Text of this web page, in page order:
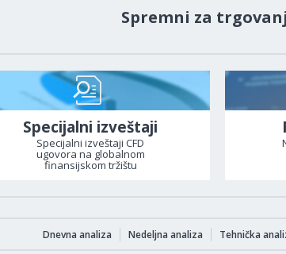
Spremni za
Specijalni izveštaji
Specijalni izveštaji CFD
ugovora na globalnom
finansijskom tržištu
Dnevna analiza Nedeljna analiza Tehnička